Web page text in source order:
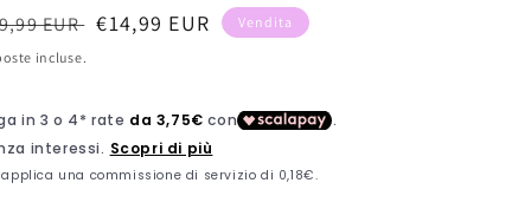
EUR Prezzo
€14,99 EUR
Vendita
incluse.